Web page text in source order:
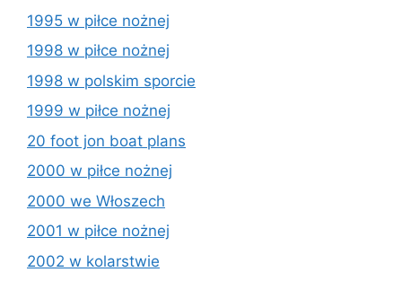
1995 w piłce nożnej
1998 w piłce nożnej
1998 w polskim sporcie
1999 w piłce nożnej
20 foot jon boat plans
2000 w piłce nożnej
2000 we Włoszech
2001 w piłce nożnej
2002 w kolarstwie